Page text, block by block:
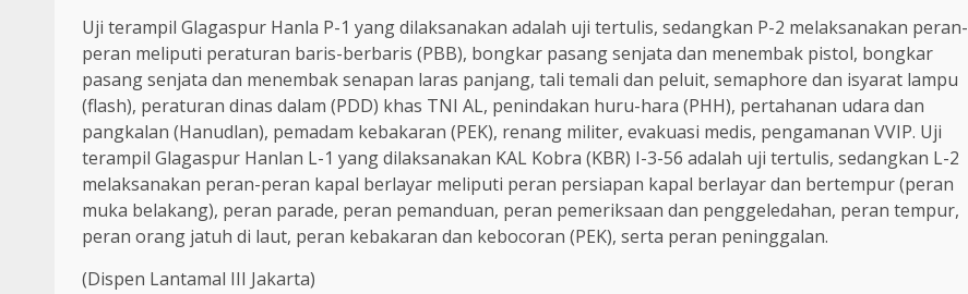
Uji terampil Glagaspur Hanla P-1 yang dilaksanakan adalah uji tertulis, sedangkan P-2 melaksanakan peran-
peran meliputi peraturan baris-berbaris (PBB), bongkar pasang senjata dan menembak pistol, bongkar
pasang senjata dan menembak senapan laras panjang, tali temali dan peluit, semaphore dan isyarat lampu
(flash), peraturan dinas dalam (PDD) khas TNI AL, penindakan huru-hara (PHH), pertahanan udara dan
pangkalan (Hanudlan), pemadam kebakaran (PEK), renang militer, evakuasi medis, pengamanan VVIP. Uji
terampil Glagaspur Hanlan L-1 yang dilaksanakan KAL Kobra (KBR) I-3-56 adalah uji tertulis, sedangkan L-2
melaksanakan peran-peran kapal berlayar meliputi peran persiapan kapal berlayar dan bertempur (peran
muka belakang), peran parade, peran pemanduan, peran pemeriksaan dan penggeledahan, peran tempur,
peran orang jatuh di laut, peran kebakaran dan kebocoran (PEK), serta peran peninggalan.
(Dispen Lantamal III Jakarta)